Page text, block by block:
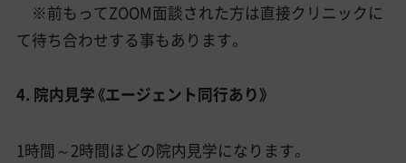
※前もってZOOM面談された方は直接クリニックに
て待ち合わせする事もあります。
4. 院内見学《エージェント同行あり》
1時間～2時間ほどの院内見学になります。